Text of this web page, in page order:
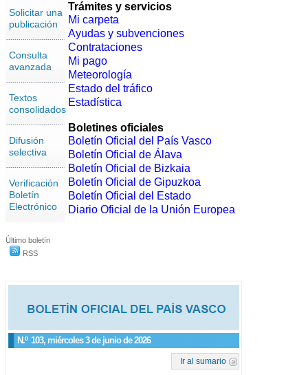
Solicitar una
publicación
Consulta
avanzada
Textos
consolidados
Difusión
selectiva
Verificación
Boletín
Electrónico
Último boletín
RSS
N.º 103, miércoles 3 de junio de 2026
Ir al sumario
Trámites y servicios
Mi carpeta
Ayudas y subvenciones
Contrataciones
Mi pago
Meteorología
Estado del tráfico
Estadística
Boletines oficiales
Boletín Oficial del País Vasco
Boletín Oficial de Álava
Boletín Oficial de Bizkaia
Boletín Oficial de Gipuzkoa
Boletín Oficial del Estado
Diario Oficial de la Unión Europea